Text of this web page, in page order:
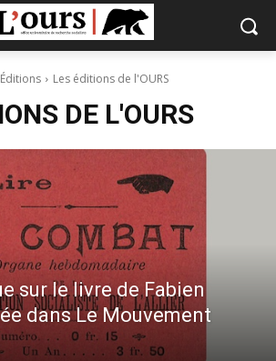
Les éditions de l'OURS
DE L'OURS
sur le livre de Fabien
dans Le Mouvement